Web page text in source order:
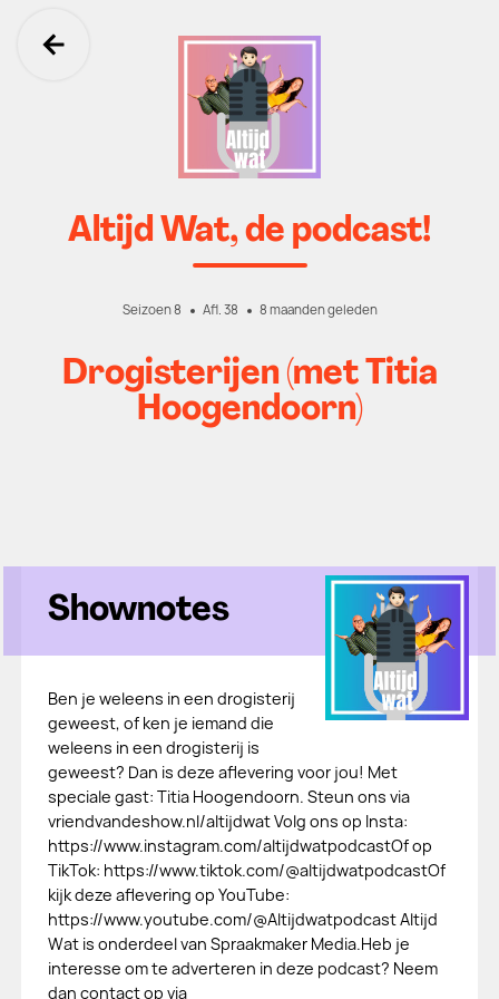
Ga terug
Altijd Wat, de podcast!
Seizoen 8 Afl. 38 8 maanden geleden
Drogisterijen (met Titia
Hoogendoorn)
Shownotes
Ben je weleens in een drogisterij
geweest, of ken je iemand die
weleens in een drogisterij is
geweest? Dan is deze aflevering voor jou! Met
speciale gast: Titia Hoogendoorn. Steun ons via
vriendvandeshow.nl/altijdwat Volg ons op Insta:
https://www.instagram.com/altijdwatpodcastOf op
TikTok: https://www.tiktok.com/@altijdwatpodcastOf
kijk deze aflevering op YouTube:
https://www.youtube.com/@Altijdwatpodcast Altijd
Wat is onderdeel van Spraakmaker Media.Heb je
interesse om te adverteren in deze podcast? Neem
dan contact op via